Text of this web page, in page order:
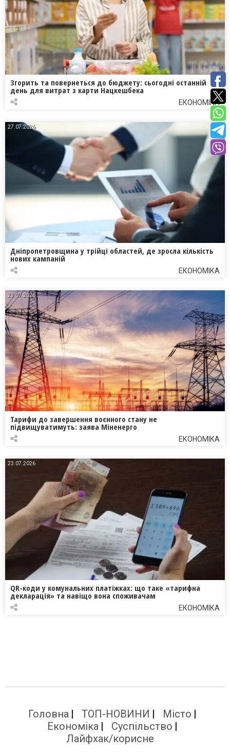
Згорить та повернеться до бюджету: сьогодні останній
день для витрат з карти Нацкешбека
ЕКОНОМІКА
27.07.2026
Дніпропетровщина у трійці областей, де зросла кількість
нових кампаній
ЕКОНОМІКА
23.07.2026
Тарифи до завершення воєнного стану не
підвищуватимуть: заява Міненерго
ЕКОНОМІКА
23.07.2026
QR-коди у комунальних платіжках: що таке «тарифна
декларація» та навіщо вона споживачам
ЕКОНОМІКА
Головна ТОП-НОВИНИ
Місто
Економіка
Суспільство
Лайфхак/корисне